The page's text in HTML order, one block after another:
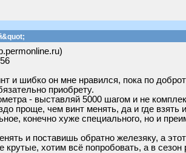
и шибко он мне нравился, пока по
приобрету.
- выставляй 5000 шагом и не
проще, чем винт менять, да и где взять
конечно хуже специального, но и
и поставишь обратно железяку, а
крутые, хотим всё попробовать, а в